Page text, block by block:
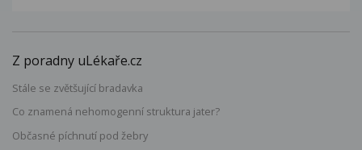
Z poradny uLékaře.cz
Stále se zvětšující bradavka
Co znamená nehomogenní struktura jater?
Občasné píchnutí pod žebry